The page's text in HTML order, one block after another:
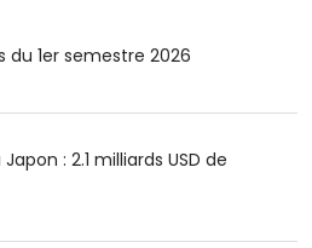
du 1er semestre 2026
: 2.1 milliards USD de